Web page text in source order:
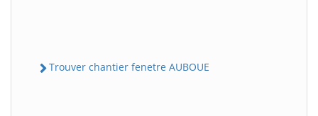
Trouver chantier fenetre AUBOUE